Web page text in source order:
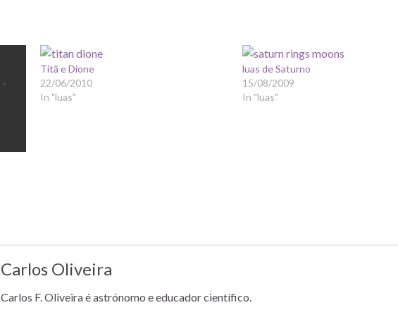
Titã e Dione
22/06/2010
In "luas"
luas de Saturno
15/08/2009
In "luas"
Carlos Oliveira
Carlos F. Oliveira é astrónomo e educador científico.